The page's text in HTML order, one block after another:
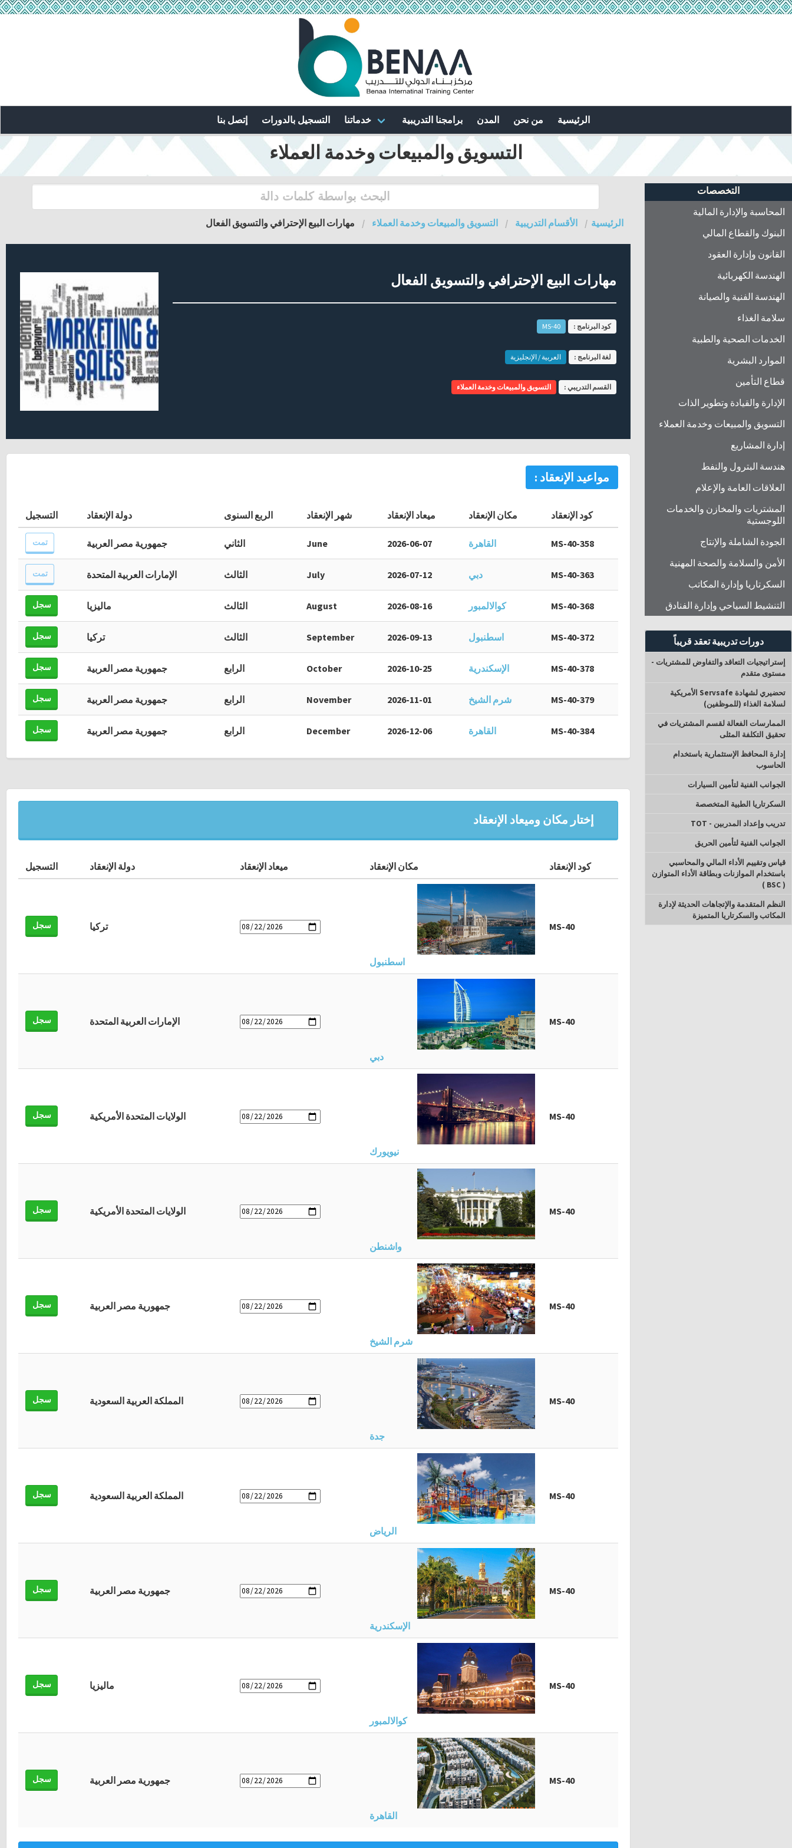
الرئيسية من نحن المدن برامجنا التدريبية خدماتنا التسجيل بالدورات إتصل بنا
التسويق والمبيعات وخدمة العملاء
التخصصات
المحاسبة والإدارة المالية
البنوك والقطاع المالي
القانون وإدارة العقود
الهندسة الكهربائية
الهندسة الفنية والصيانة
سلامة الغذاء
الخدمات الصحية والطبية
الموارد البشرية
قطاع التأمين
الإدارة والقيادة وتطوير الذات
التسويق والمبيعات وخدمة العملاء
إدارة المشاريع
هندسة البترول والنفط
العلاقات العامة والإعلام
المشتريات والمخازن والخدمات
اللوجستية
الجودة الشاملة والإنتاج
الأمن والسلامة والصحة المهنية
السكرتاريا وإدارة المكاتب
التنشيط السياحي وإدارة الفنادق
دورات تدريبية تعقد قريباً
إستراتيجيات التعاقد والتفاوض للمشتريات -
مستوى متقدم
تحضيري لشهادة Servsafe الأمريكية
لسلامة الغذاء (للموظفين)
الممارسات الفعالة لقسم المشتريات في
تحقيق التكلفة المثلى
إدارة المحافظ الإستثمارية باستخدام
الحاسوب
الجوانب الفنية لتأمين السيارات
السكرتاريا الطبية المتخصصة
تدريب وإعداد المدربين - TOT
الجوانب الفنية لتأمين الحريق
قياس وتقييم الأداء المالي والمحاسبي
باستخدام الموازنات وبطاقة الأداء المتوازن
( BSC )
النظم المتقدمة والإتجاهات الحديثة لإدارة
المكاتب والسكرتاريا المتميزة
الرئيسية الأقسام التدريبية التسويق والمبيعات وخدمة العملاء مهارات البيع الإحترافي والتسويق الفعال
مهارات البيع الإحترافي والتسويق الفعال
كود البرنامج : MS-40
لغة البرنامج : العربية / الإنجليزية
القسم التدريبي : التسويق والمبيعات وخدمة العملاء
مواعيد الإنعقاد :
كود الإنعقاد مكان الإنعقاد ميعاد الإنعقاد شهر الإنعقاد الربع السنوى دولة الإنعقاد التسجيل
MS-40-358 القاهرة 2026-06-07
June الثاني جمهورية مصر العربية تمت
MS-40-363 دبي 2026-07-12
July الثالث الإمارات العربية المتحدة تمت
MS-40-368 كوالالمبور 2026-08-16
August الثالث ماليزيا سجل
MS-40-372 اسطنبول 2026-09-13
September الثالث تركيا سجل
MS-40-378 الإسكندرية 2026-10-25
October الرابع جمهورية مصر العربية سجل
MS-40-379 شرم الشيخ 2026-11-01
November الرابع جمهورية مصر العربية سجل
MS-40-384 القاهرة 2026-12-06
December الرابع جمهورية مصر العربية سجل
إختار مكان وميعاد الإنعقاد
كود الإنعقاد مكان الإنعقاد ميعاد الإنعقاد دولة الإنعقاد التسجيل
MS-40
اسطنبول
تركيا سجل
MS-40
دبي
الإمارات العربية المتحدة سجل
MS-40
نيويورك
الولايات المتحدة الأمريكية سجل
MS-40
واشنطن
الولايات المتحدة الأمريكية سجل
MS-40
شرم الشيخ
جمهورية مصر العربية سجل
MS-40
جدة
المملكة العربية السعودية سجل
MS-40
الرياض
المملكة العربية السعودية سجل
MS-40
الإسكندرية
جمهورية مصر العربية سجل
MS-40
كوالالمبور
ماليزيا سجل
MS-40
القاهرة
جمهورية مصر العربية سجل